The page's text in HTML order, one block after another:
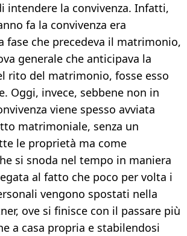
intendere la convivenza. Infatti,
fa la convivenza era
fase che precedeva il matrimonio,
generale che anticipava la
rito del matrimonio, fosse esso
Oggi, invece, sebbene non in
viene spesso avviata
matrimoniale, senza un
le proprietà ma come
si snoda nel tempo in maniera
al fatto che poco per volta i
vengono spostati nella
ove si finisce con il passare più
a casa propria e stabilendosi